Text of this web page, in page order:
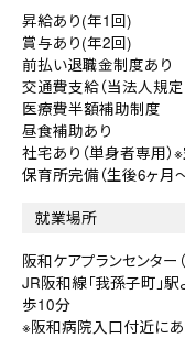
昇給あり(年1回)
賞与あり(年2回)
前払い退職金制度あり
交通費支給（当法人規定
医療費半額補助制度
昼食補助あり
社宅あり（単身者専用）
保育所完備（生後6ヶ月
就業場所
阪和ケアプランセンタ
JR阪和線「我孫子町」駅
歩10分
※阪和病院入口付近にあ